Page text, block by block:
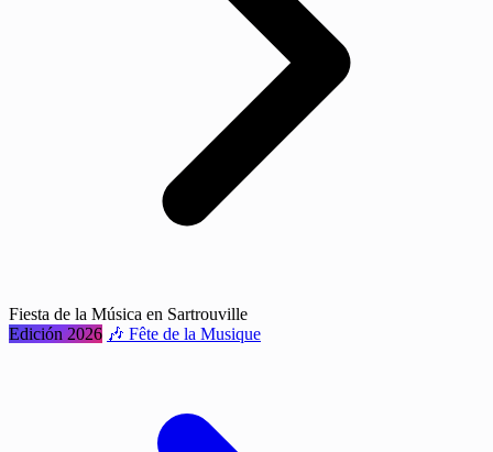
Fiesta de la Música en Sartrouville
Edición 2026 🎶 Fête de la Musique